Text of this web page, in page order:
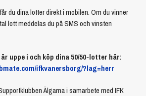
du dina lotter direkt i mobilen. Om du vinner
lott meddelas du på SMS och vinsten
uppe i och köp dina 50/50-lotter här:
ifkvanersborg/?lag=herr
Älgarna i samarbete med IFK